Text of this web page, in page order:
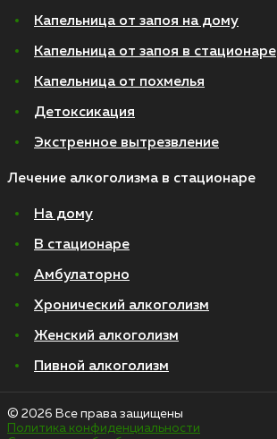
Капельница от запоя на дому
Капельница от запоя в стационаре
Капельница от похмелья
Детоксикация
Экстренное вытрезвление
Лечение алкоголизма в стационаре
На дому
В стационаре
Амбулаторно
Хронический алкоголизм
Женский алкоголизм
Пивной алкоголизм
© 2026 Все права защищены
Политика конфиденциальности